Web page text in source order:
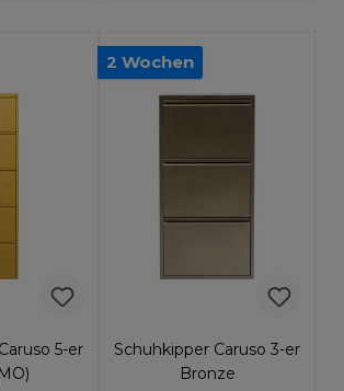
5-er
2 Wochen
Schuhkipper Caruso 3-er
Bronze